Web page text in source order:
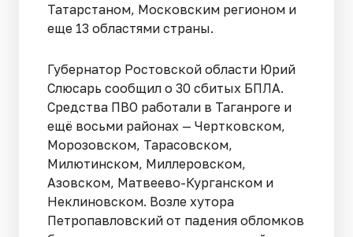
Татарстаном, Московским регионом и
еще 13 областями страны.
Губернатор Ростовской области Юрий
Слюсарь сообщил о 30 сбитых БПЛА.
Средства ПВО работали в Таганроге и
ещё восьми районах — Чертковском,
Морозовском, Тарасовском,
Милютинском, Миллеровском,
Азовском, Матвеево-Курганском и
Неклиновском. Возле хутора
Петропавловский от падения обломков